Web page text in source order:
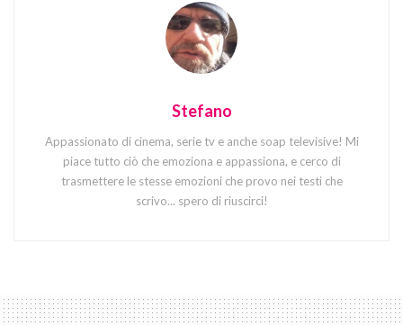
Stefano
Appassionato di cinema, serie tv e anche soap televisive! Mi
piace tutto ciò che emoziona e appassiona, e cerco di
trasmettere le stesse emozioni che provo nei testi che
scrivo... spero di riuscirci!